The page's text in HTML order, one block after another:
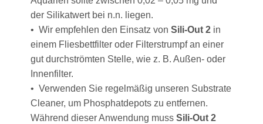
der Silikatwert bei n.n. liegen.
• Wir empfehlen den Einsatz von Sili-Out 2 in
einem Fliesbettfilter oder Filterstrumpf an einer
gut durchströmten Stelle, wie z. B. Außen- oder
Innenfilter.
• Verwenden Sie regelmäßig unseren Substrate
Cleaner, um Phosphatdepots zu entfernen.
Während dieser Anwendung muss Sili-Out 2